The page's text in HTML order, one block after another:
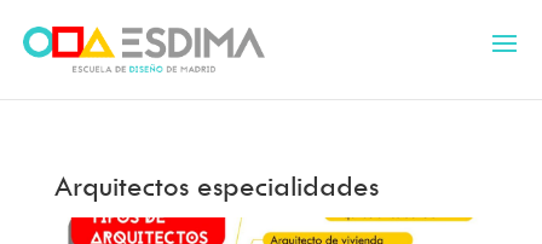
Arquitectos especialidades